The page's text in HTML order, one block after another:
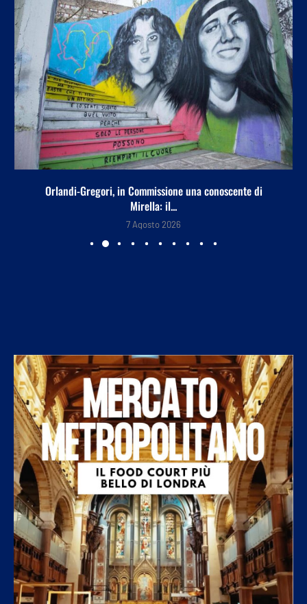
Orlandi-Gregori, in Commissione una conoscente di
Mirella: il...
7 Agosto 2026